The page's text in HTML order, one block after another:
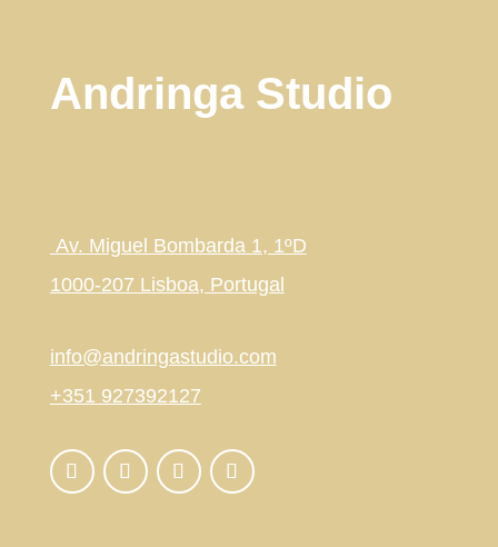
Andringa Studio
Av. Miguel Bombarda 1, 1ºD
1000-207 Lisboa, Portugal
info@andringastudio.com
+351 927392127